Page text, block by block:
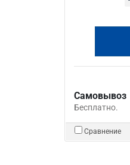
Самовывоз
Бесплатно.
Сравнение